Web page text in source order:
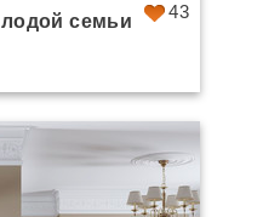
43
семьи